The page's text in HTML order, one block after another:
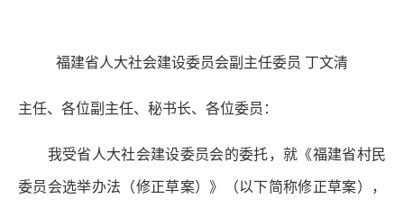
福建省人大社会建设委员会副主任委员 丁文清
主任、各位副主任、秘书长、各位委员：
我受省人大社会建设委员会的委托，就《福建省村民
委员会选举办法（修正草案）》（以下简称修正草案），